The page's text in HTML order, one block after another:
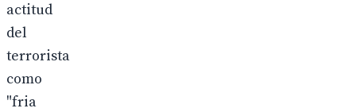
actitud
del
terrorista
como
"fria